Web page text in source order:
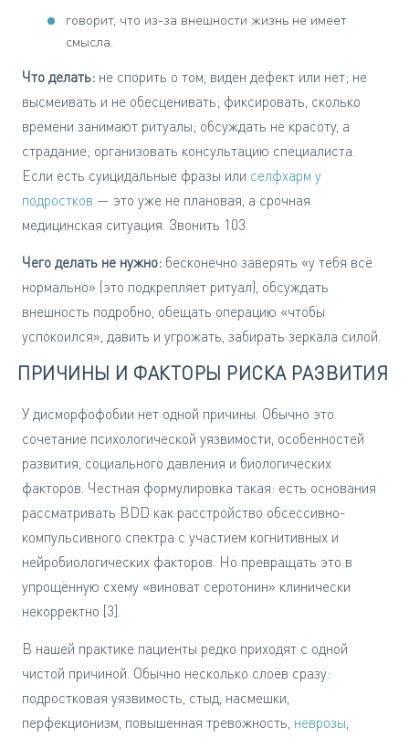
говорит, что из-за внешности жизнь не имеет
смысла.
Что делать: не спорить о том, виден дефект или нет; не
высмеивать и не обесценивать; фиксировать, сколько
времени занимают ритуалы; обсуждать не красоту, а
страдание; организовать консультацию специалиста.
Если есть суицидальные фразы или селфхарм у
подростков — это уже не плановая, а срочная
медицинская ситуация. Звонить 103.
Чего делать не нужно: бесконечно заверять «у тебя всё
нормально» (это подкрепляет ритуал), обсуждать
внешность подробно, обещать операцию «чтобы
успокоился», давить и угрожать, забирать зеркала силой.
ПРИЧИНЫ И ФАКТОРЫ РИСКА РАЗВИТИЯ
У дисморфофобии нет одной причины. Обычно это
сочетание психологической уязвимости, особенностей
развития, социального давления и биологических
факторов. Честная формулировка такая: есть основания
рассматривать BDD как расстройство обсессивно-
компульсивного спектра с участием когнитивных и
нейробиологических факторов. Но превращать это в
упрощённую схему «виноват серотонин» клинически
некорректно [3].
В нашей практике пациенты редко приходят с одной
чистой причиной. Обычно несколько слоёв сразу:
подростковая уязвимость, стыд, насмешки,
перфекционизм, повышенная тревожность, неврозы,